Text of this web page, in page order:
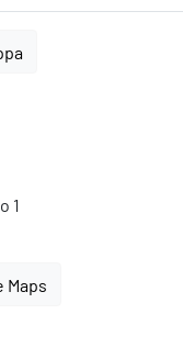
1
Maps